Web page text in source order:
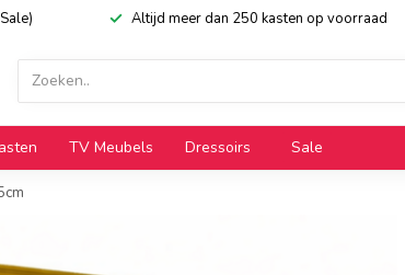
Altijd meer dan 250 kasten op voorraad
TV Meubels Dressoirs Sale